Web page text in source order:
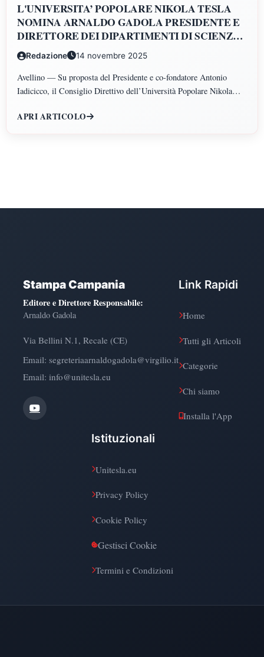
L'UNIVERSITA’ POPOLARE NIKOLA TESLA
NOMINA ARNALDO GADOLA PRESIDENTE E
DIRETTORE DEI DIPARTIMENTI DI SCIENZE
GIURIDICHE, ECONOMICHE, SCIENZE
POLITICHE, PSICOLOGIA, SCIENZE UMANE,
FILOSOFIA E PEDAGOGIA
Redazione 14 novembre 2025
Avellino — Su proposta del Presidente e co-fondatore Antonio
Iadicicco, il Consiglio Direttivo dell’Università Popolare Nikola
Dipartimenti di Scienze Giuridiche ed Economiche, Scienze
APRI ARTICOLO
Stampa Campania
Editore e Direttore Responsabile:
Arnaldo Gadola
Via Bellini N.1, Recale (CE)
Email: segreteriaarnaldogadola@virgilio.it
Email: info@unitesla.eu
Link Rapidi
Home
Tutti gli Articoli
Categorie
Chi siamo
Installa l'App
Istituzionali
Unitesla.eu
Privacy Policy
Cookie Policy
Gestisci Cookie
Termini e Condizioni